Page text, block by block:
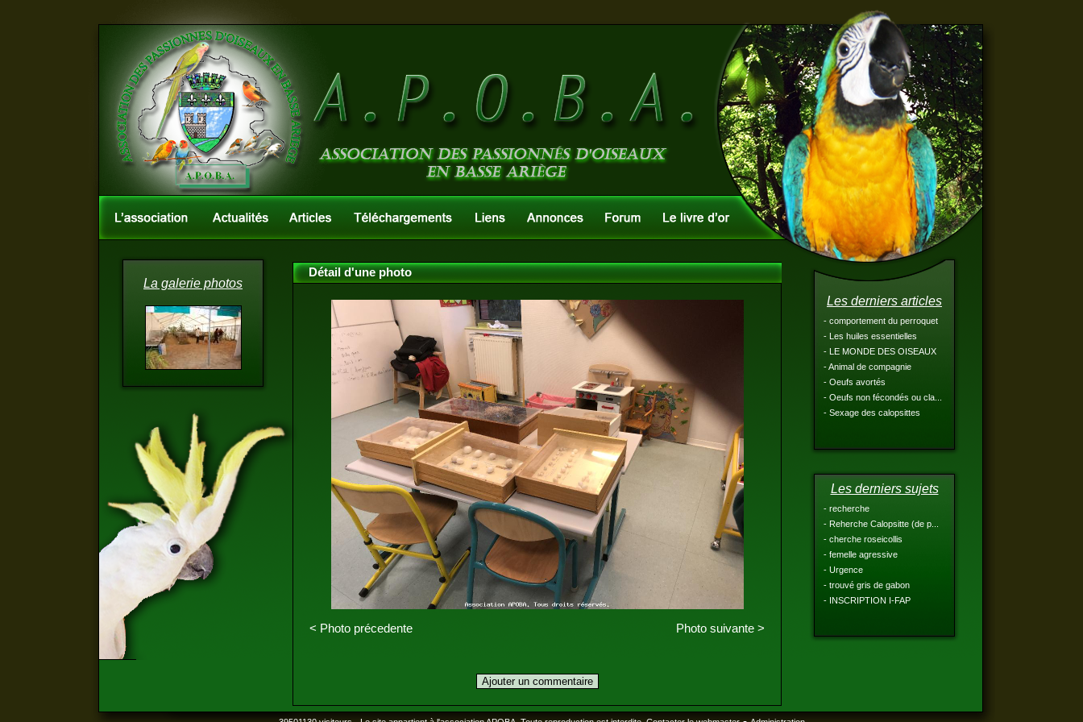
La galerie photos
Détail d'une photo
< Photo précedente Photo suivante >
Les derniers articles
- comportement du perroquet
- Les huiles essentielles
- LE MONDE DES OISEAUX
- Animal de compagnie
- Oeufs avortés
- Oeufs non fécondés ou cla...
- Sexage des calopsittes
Les derniers sujets
- recherche
- Reherche Calopsitte (de p...
- cherche roseicollis
- femelle agressive
- Urgence
- trouvé gris de gabon
- INSCRIPTION I-FAP